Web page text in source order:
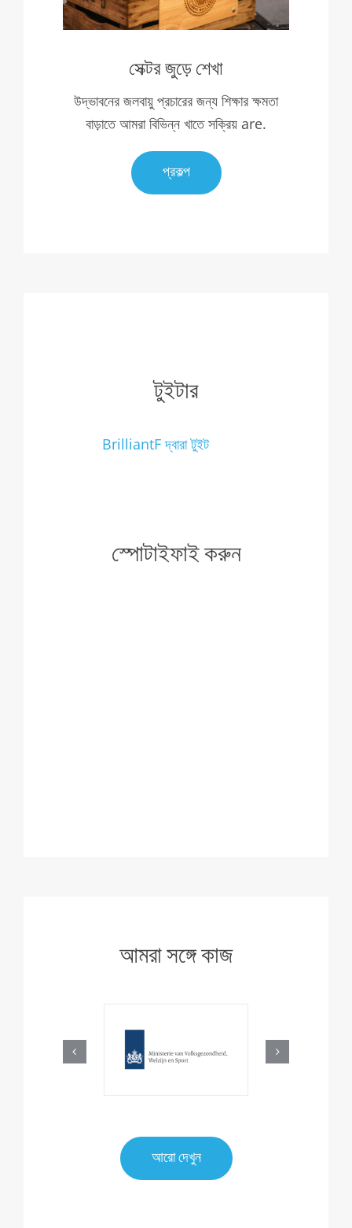
সেক্টর জুড়ে শেখা
উদ্ভাবনের জলবায়ু প্রচারের জন্য শিক্ষার ক্ষমতা
বাড়াতে আমরা বিভিন্ন খাতে সক্রিয় are.
প্রকল্প
টুইটার
BrilliantF দ্বারা টুইট
স্পোটাইফাই করুন
আমরা সঙ্গে কাজ
আরো দেখুন